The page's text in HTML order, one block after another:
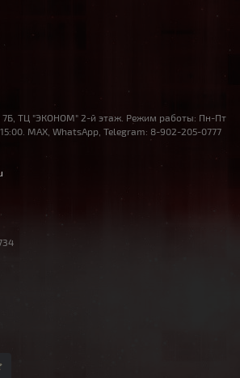
7Б, ТЦ "ЭКОНОМ" 2-й этаж. Режим работы: Пн-Пт
MAX, WhatsApp, Telegram: 8-902-205-0777